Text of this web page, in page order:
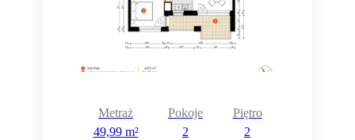
Metraż
49,99 m²
Pokoje
2
Piętro
2